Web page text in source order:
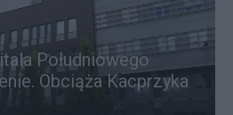
Południowego
Obciąża Kacprzyka